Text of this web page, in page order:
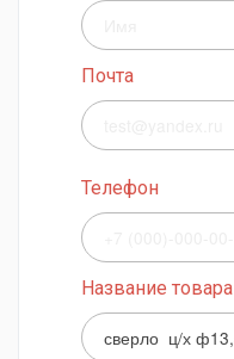
Почта
Телефон
Название товара